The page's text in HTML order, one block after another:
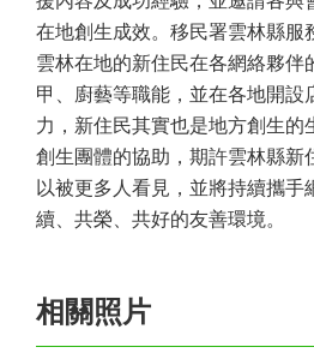
在地創生成效。移民署雲林縣服
雲林在地的新住民在各網絡夥伴
甲、廚藝等職能，並在各地開設
力，新住民其實也是地方創生的
創生團體的協助，期許雲林縣新
以被更多人看見，並將持續攜手
續、共榮、共好的友善環境。
相關照片